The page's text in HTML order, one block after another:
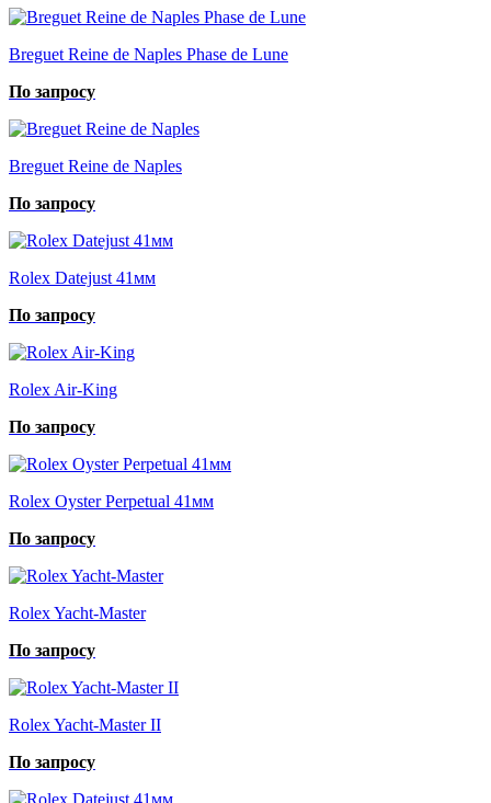
Breguet Reine de Naples Phase de Lune
По запросу
Breguet Reine de Naples
По запросу
Rolex Datejust 41мм
По запросу
Rolex Air-King
По запросу
Rolex Oyster Perpetual 41мм
По запросу
Rolex Yacht-Master
По запросу
Rolex Yacht-Master II
По запросу